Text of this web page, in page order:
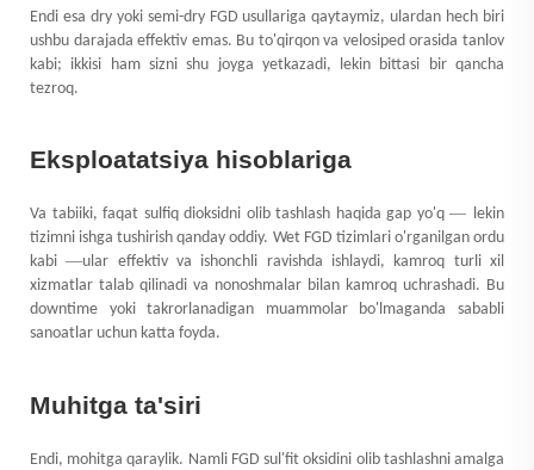
Endi esa dry yoki semi-dry FGD usullariga qaytaymiz, ulardan hech biri
ushbu darajada effektiv emas. Bu to'qirqon va velosiped orasida tanlov
kabi; ikkisi ham sizni shu joyga yetkazadi, lekin bittasi bir qancha
tezroq.
Eksploatatsiya hisoblariga
Va tabiiki, faqat sulfiq dioksidni olib tashlash haqida gap yo'q— lekin
tizimni ishga tushirish qanday oddiy. Wet FGD tizimlari o'rganilgan ordu
kabi—ular effektiv va ishonchli ravishda ishlaydi, kamroq turli xil
xizmatlar talab qilinadi va nonoshmalar bilan kamroq uchrashadi. Bu
downtime yoki takrorlanadigan muammolar bo'lmaganda sababli
sanoatlar uchun katta foyda.
Muhitga ta'siri
Endi, mohitga qaraylik. Namli FGD sul'fit oksidini olib tashlashni amalga